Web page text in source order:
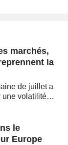
marchés,
la
de juillet a
une volatilité
Les
soutenabilité
le
Europe